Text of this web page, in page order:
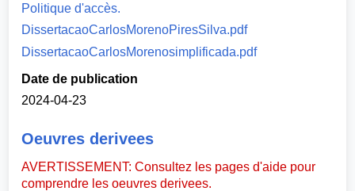
Politique d'accès.
DissertacaoCarlosMorenoPiresSilva.pdf
DissertacaoCarlosMorenosimplificada.pdf
Date de publication
2024-04-23
Oeuvres derivees
AVERTISSEMENT: Consultez les pages d'aide pour
comprendre les oeuvres derivees.